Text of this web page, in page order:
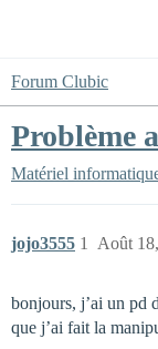
Forum Clubic
Problème
Matériel
jojo3555 Août
1
bonjours, j’ai un pd
que j’ai fait la